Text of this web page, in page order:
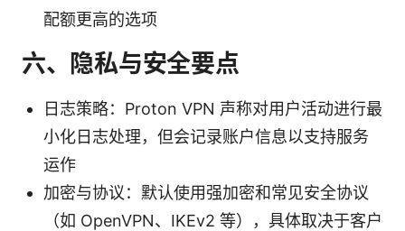
配额更高的选项
六、隐私与安全要点
日志策略：Proton VPN 声称对用户活动进行最
小化日志处理，但会记录账户信息以支持服务
运作
加密与协议：默认使用强加密和常见安全协议
（如 OpenVPN、IKEv2 等），具体取决于客户